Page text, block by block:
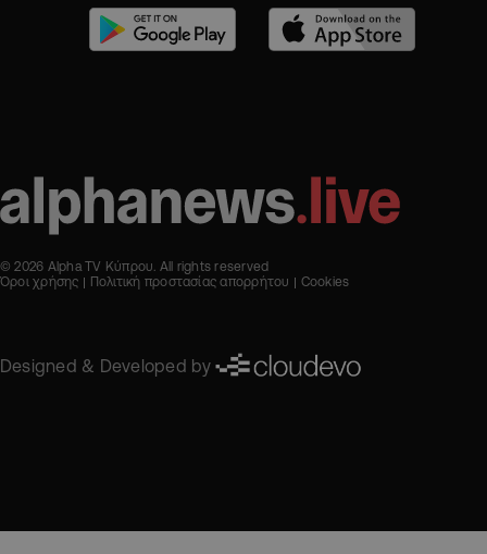
© 2026 Alpha TV Κύπρου. All rights reserved
Όροι χρήσης
Πολιτική προστασίας απορρήτου Cookies
Designed & Developed by